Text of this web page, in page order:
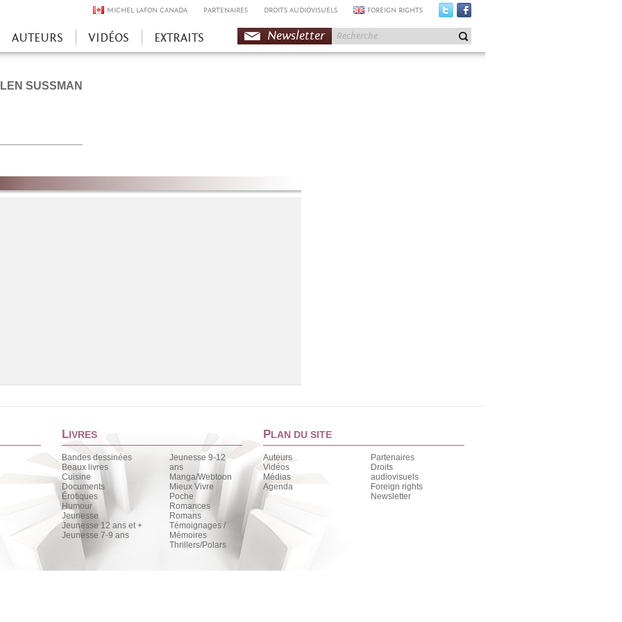
MICHEL LAFON CANADA PARTENAIRES DROITS AUDIOVISUELS FOREIGN RIGHTS
AUTEURS VIDÉOS EXTRAITS Newsletter
SUSSMAN
Chargement de la liste
LIVRES
Bandes dessinées
Beaux livres
Cuisine
Documents
Érotiques
Humour
Jeunesse
Jeunesse 12 ans et +
Jeunesse 7-9 ans
Jeunesse 9-12
ans
Manga/Webtoon
Mieux Vivre
Poche
Romances
Romans
Témoignages /
Mémoires
Thrillers/Polars
PLAN DU SITE
Auteurs
Vidéos
Médias
Agenda
Partenaires
Droits
audiovisuels
Foreign rights
Newsletter